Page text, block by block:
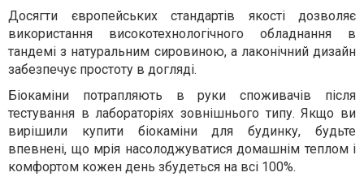
Досягти європейських стандартів якості дозволяє
використання високотехнологічного обладнання в
тандемі з натуральним сировиною, а лаконічний дизайн
забезпечує простоту в догляді.
Біокаміни потрапляють в руки споживачів після
тестування в лабораторіях зовнішнього типу. Якщо ви
вирішили купити біокаміни для будинку, будьте
впевнені, що мрія насолоджуватися домашнім теплом і
комфортом кожен день збудеться на всі 100%.